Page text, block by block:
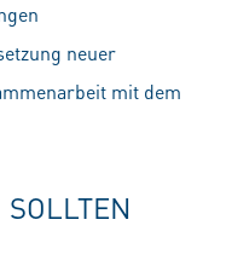
neuer
mit dem